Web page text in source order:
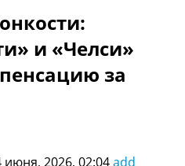
Украины
и «Челси»
за
июня, 2026, 02:04add